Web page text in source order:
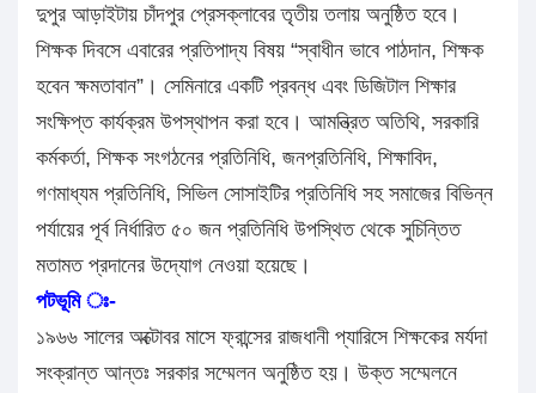
দুপুর আড়াইটায় চাঁদপুর প্রেসক্লাবের তৃতীয় তলায় অনুষ্ঠিত হবে।
শিক্ষক দিবসে এবারের প্রতিপাদ্য বিষয় “স্বাধীন ভাবে পাঠদান, শিক্ষক
হবেন ক্ষমতাবান”। সেমিনারে একটি প্রবন্ধ এবং ডিজিটাল শিক্ষার
সংক্ষিপ্ত কার্যক্রম উপস্থাপন করা হবে। আমন্ত্রিত অতিথি, সরকারি
কর্মকর্তা, শিক্ষক সংগঠনের প্রতিনিধি, জনপ্রতিনিধি, শিক্ষাবিদ,
গণমাধ্যম প্রতিনিধি, সিভিল সোসাইটির প্রতিনিধি সহ সমাজের বিভিন্ন
পর্যায়ের পূর্ব নির্ধারিত ৫০ জন প্রতিনিধি উপস্থিত থেকে সুচিন্তিত
মতামত প্রদানের উদ্যোগ নেওয়া হয়েছে।
পটভূমি ঃ-
১৯৬৬ সালের অক্টোবর মাসে ফ্রান্সের রাজধানী প্যারিসে শিক্ষকের মর্যদা
সংক্রান্ত আন্তঃ সরকার সম্মেলন অনুষ্ঠিত হয়। উক্ত সম্মেলনে